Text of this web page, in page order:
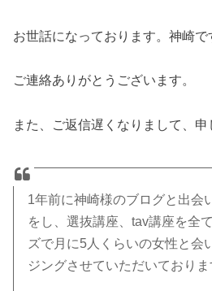
お世話になっております。神崎で
ご連絡ありがとうございます。
また、ご返信遅くなりまして、申
1年前に神崎様のブログと出会
をし、選抜講座、tav講座を全
ズで月に5人くらいの女性と会
ジングさせていただいており